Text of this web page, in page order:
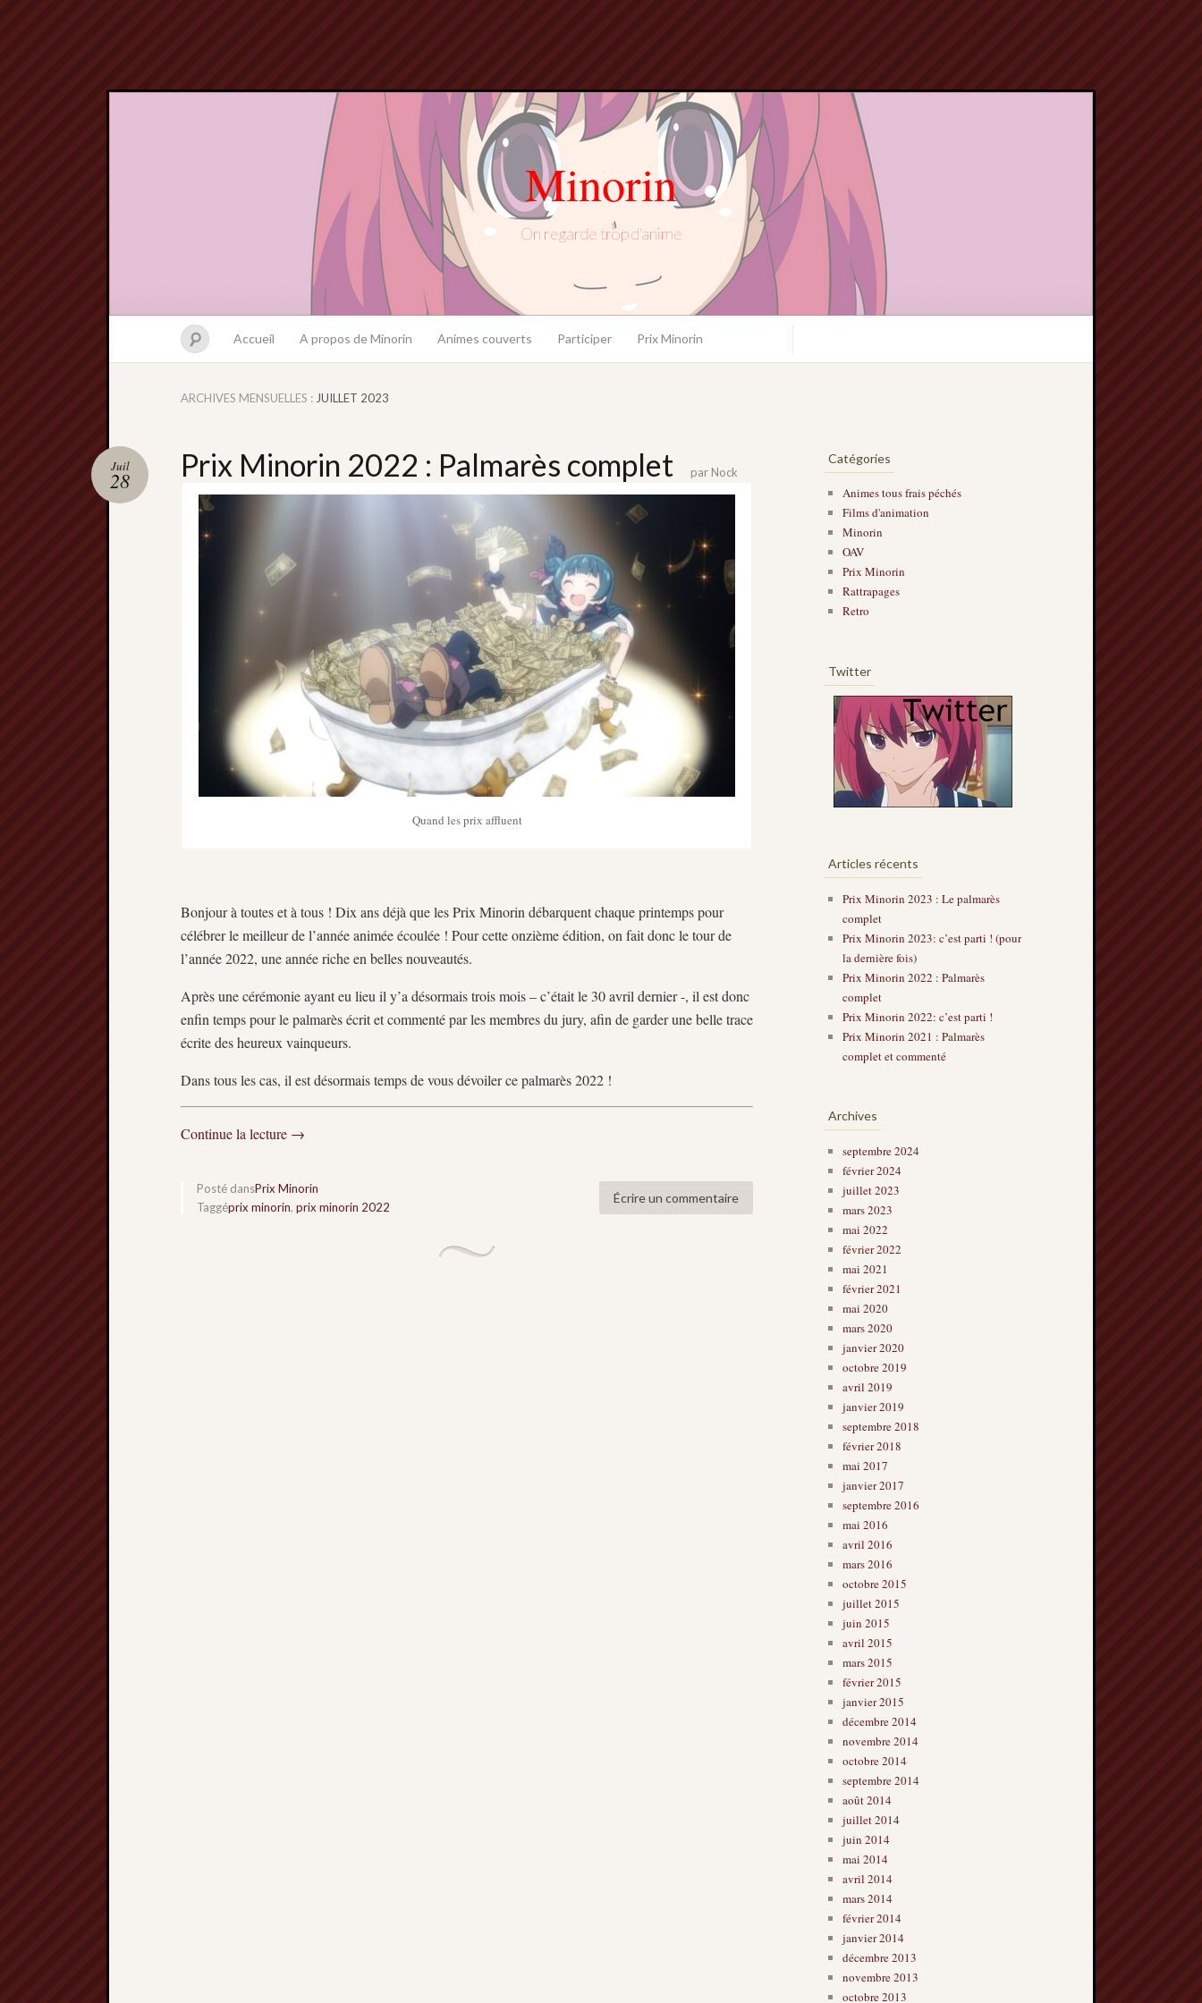
Minorin
On regarde trop d'anime
Accueil A propos de Minorin Animes couverts Participer Prix Minorin
ARCHIVES MENSUELLES : JUILLET 2023
Prix Minorin 2022 : Palmarès complet
Juil
28 par Nock
Quand les prix affluent
Bonjour à toutes et à tous ! Dix ans déjà que les Prix Minorin débarquent chaque printemps pour
célébrer le meilleur de l’année animée écoulée ! Pour cette onzième édition, on fait donc le tour de
l’année 2022, une année riche en belles nouveautés.
Après une cérémonie ayant eu lieu il y’a désormais trois mois – c’était le 30 avril dernier -, il est donc
enfin temps pour le palmarès écrit et commenté par les membres du jury, afin de garder une belle trace
écrite des heureux vainqueurs.
Dans tous les cas, il est désormais temps de vous dévoiler ce palmarès 2022 !
Continue la lecture →
Écrire un commentaire
Posté dansPrix Minorin
Taggéprix minorin, prix minorin 2022
Catégories
Animes tous frais péchés
Films d'animation
Minorin
OAV
Prix Minorin
Rattrapages
Retro
Twitter
Articles récents
Prix Minorin 2023 : Le palmarès
complet
Prix Minorin 2023: c’est parti ! (pour
la dernière fois)
Prix Minorin 2022 : Palmarès
complet
Prix Minorin 2022: c’est parti !
Prix Minorin 2021 : Palmarès
complet et commenté
Archives
septembre 2024
février 2024
juillet 2023
mars 2023
mai 2022
février 2022
mai 2021
février 2021
mai 2020
mars 2020
janvier 2020
octobre 2019
avril 2019
janvier 2019
septembre 2018
février 2018
mai 2017
janvier 2017
septembre 2016
mai 2016
avril 2016
mars 2016
octobre 2015
juillet 2015
juin 2015
avril 2015
mars 2015
février 2015
janvier 2015
décembre 2014
novembre 2014
octobre 2014
septembre 2014
août 2014
juillet 2014
juin 2014
mai 2014
avril 2014
mars 2014
février 2014
janvier 2014
décembre 2013
novembre 2013
octobre 2013